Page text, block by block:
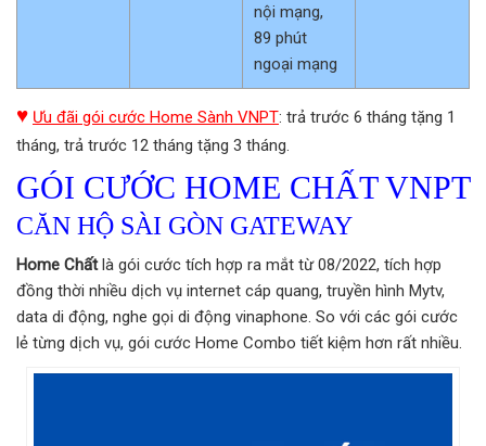
nội mạng,
89 phút
ngoại mạng
♥ Ưu đãi gói cước Home Sành VNPT: trả trước 6 tháng tặng 1
tháng, trả trước 12 tháng tặng 3 tháng.
GÓI CƯỚC HOME CHẤT VNPT
CĂN HỘ SÀI GÒN GATEWAY
Home Chấtlà gói cước tích hợp ra mắt từ 08/2022, tích hợp
đồng thời nhiều dịch vụ internet cáp quang, truyền hình Mytv,
data di động, nghe gọi di động vinaphone. So với các gói cước
lẻ từng dịch vụ, gói cước Home Combo tiết kiệm hơn rất nhiều.